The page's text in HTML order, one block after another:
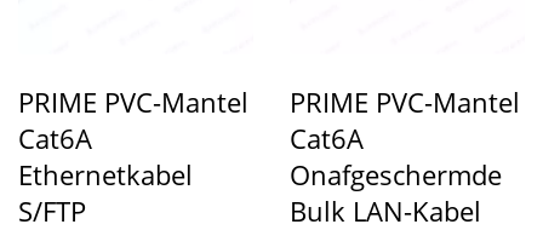
PRIME PVC-Mantel
Cat6A
Ethernetkabel
S/FTP
PRIME PVC-Mantel
Cat6A
Onafgeschermde
Bulk LAN-Kabel